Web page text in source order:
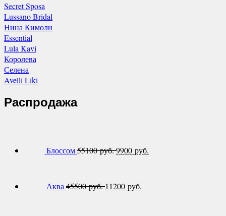
Secret Sposa
Lussano Bridal
Нина Кимоли
Essential
Lula Kavi
Королева
Селена
Avelli Liki
Распродажа
Блоссом55100 руб.9900 руб.
Аква45500 руб. 11200 руб.